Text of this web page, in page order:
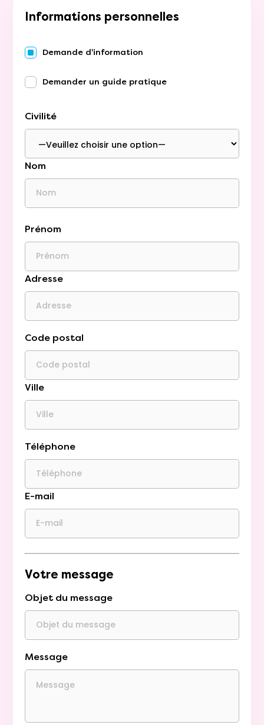
Informations personnelles
Demande d'information
Demander un guide pratique
Civilité
Nom
Prénom
Adresse
Code postal
Ville
Téléphone
E-mail
Votre message
Objet du message
Message